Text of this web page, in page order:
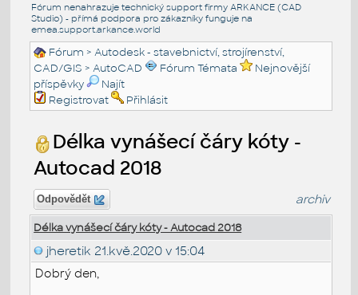
Fórum nenahrazuje technický support firmy ARKANCE (CAD
Studio) - přímá podpora pro zákazníky funguje na
emea.support.arkance.world
Fórum >Autodesk - stavebnictví, strojírenství,
CAD/GIS >AutoCAD Fórum Témata
Nejnovější
příspěvky
Najít
Registrovat
Přihlásit
Délka vynášecí čáry kóty -
Autocad 2018
Odpovědět archiv
Délka vynášecí čáry kóty - Autocad 2018
jheretik 21.kvě.2020 v 15:04
Dobrý den,